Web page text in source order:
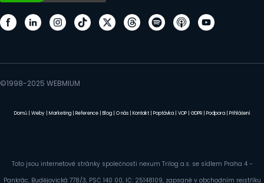
©1998-2025 WEBMIUM
Domů Weby Marketing Reference Blog O nás Kontakt Poptávka VOP GDPR Podpora Přihlášení
Toto jsou internetové stránky společnosti nexum Trilog a.s. se sídlem Praha 4 -
Pankrác, Budějovická 778/3, PSČ 140 00, IČ: 25148109, zapsané v obchodním rejstříku